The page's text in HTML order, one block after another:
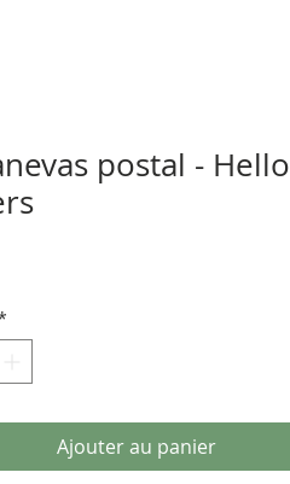
postal - Hello
Ajouter au panier